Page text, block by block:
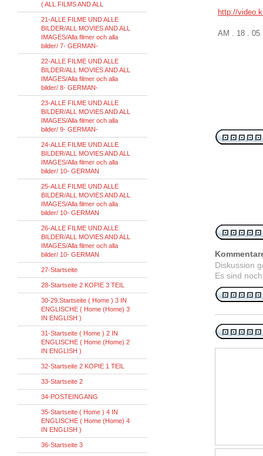
http://
AM . 18 . 05
Diskussion
Es sind
( ALL FILMS AND ALL
21-ALLE FILME UND ALLE
BILDER/ALL MOVIES AND ALL
IMAGES/Alla filmer och alla
bilder/ 7- GERMAN-
22-ALLE FILME UND ALLE
BILDER/ALL MOVIES AND ALL
IMAGES/Alla filmer och alla
bilder/ 8- GERMAN-
23-ALLE FILME UND ALLE
BILDER/ALL MOVIES AND ALL
IMAGES/Alla filmer och alla
bilder/ 9- GERMAN-
24-ALLE FILME UND ALLE
BILDER/ALL MOVIES AND ALL
IMAGES/Alla filmer och alla
bilder/ 10- GERMAN
25-ALLE FILME UND ALLE
BILDER/ALL MOVIES AND ALL
IMAGES/Alla filmer och alla
bilder/ 10- GERMAN
26-ALLE FILME UND ALLE
BILDER/ALL MOVIES AND ALL
IMAGES/Alla filmer och alla
bilder/ 10- GERMAN
27-Startseite
28-Startseite 2 KOPIE 3 TEIL
30-29.Startseite ( Home ) 3 IN
ENGLISCHE ( Home (Home) 3
IN ENGLISH )
31-Startseite ( Home ) 2 IN
ENGLISCHE ( Home (Home) 2
IN ENGLISH )
32-Startseite 2 KOPIE 1 TEIL
33-Startseite 2
34-POSTEINGANG
35-Startseite ( Home ) 4 IN
ENGLISCHE ( Home (Home) 4
IN ENGLISH )
36-Startseite 3